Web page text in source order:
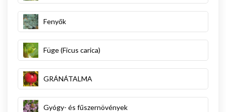
Fenyők
Füge (Ficus carica)
GRÁNÁTALMA
Gyógy- és fűszernövények